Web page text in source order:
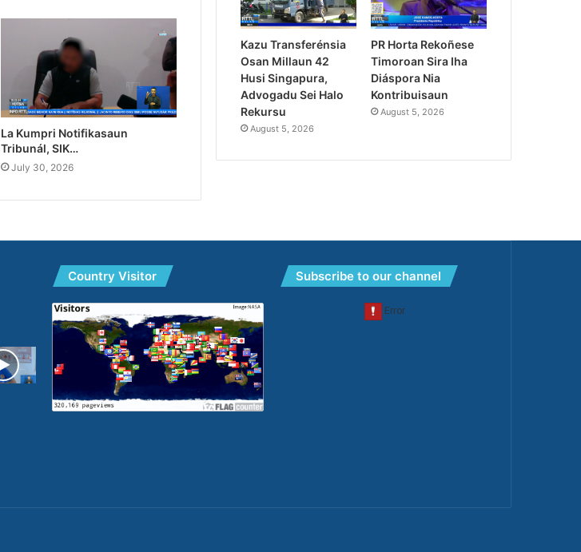
La Kumpri Notifikasaun
Tribunál, SIK…
July 30, 2026
Kazu Transferénsia
Osan Millaun 42
Husi Singapura,
Advogadu Sei Halo
Rekursu
August 5, 2026
PR Horta Rekoñese
Timoroan Sira Iha
Diáspora Nia
Kontribuisaun
August 5, 2026
Country Visitor Subscribe to our channel